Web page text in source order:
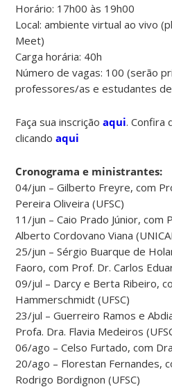
Horário: 17h00 às 19h00
Local: ambiente virtual ao vivo
Meet)
Carga horária: 40h
Número de vagas: 100 (serão
professores/as e estudantes de
Faça sua inscriçãoaqui. Confira
clicandoaqui
Cronograma e ministrantes:
04/jun – Gilberto Freyre, com
Pereira Oliveira (UFSC)
11/jun – Caio Prado Júnior, com
Alberto Cordovano Viana
25/jun – Sérgio Buarque de
Faoro, com Prof. Dr. Carlos
09/jul – Darcy e Berta Ribeiro,
Hammerschmidt (UFSC)
23/jul – Guerreiro Ramos e
Profa. Dra. Flavia Medeiros
06/ago – Celso Furtado, com
20/ago – Florestan Fernandes,
Rodrigo Bordignon (UFSC)